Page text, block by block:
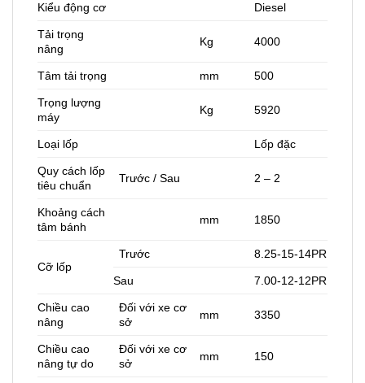
Kiểu động cơ Diesel
Tải trọng
nâng
Kg 4000
Tâm tải trọng mm 500
Trọng lượng
máy
Kg 5920
Loại lốp Lốp đặc
Quy cách lốp
tiêu chuẩn
Trước / Sau 2 – 2
Khoảng cách
tâm bánh
mm 1850
Cỡ lốp
Trước 8.25-15-14PR
Sau 7.00-12-12PR
Chiều cao
nâng
Đối với xe cơ
sở
mm 3350
Chiều cao
nâng tự do
Đối với xe cơ
sở
mm 150